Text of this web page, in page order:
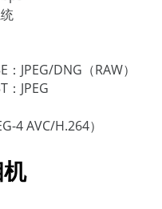
：JPEG/DNG（RAW）
：JPEG
4 AVC/H.264）